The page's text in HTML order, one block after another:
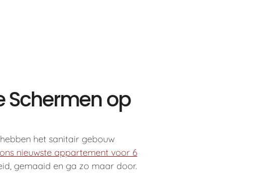
Schermen op
het sanitair gebouw
ons nieuwste appartement voor 6
gemaaid en ga zo maar door.